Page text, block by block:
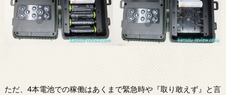
ただ、4本電池での稼働はあくまで緊急時や『取り敢えず』と言